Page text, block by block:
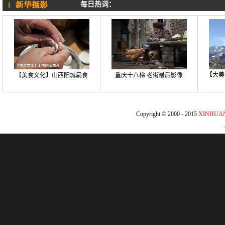
每日热词：
【美食文化】山西阳城扁食 重庆十八梯 老街最后影像 【大
Copyright © 2000 - 2015